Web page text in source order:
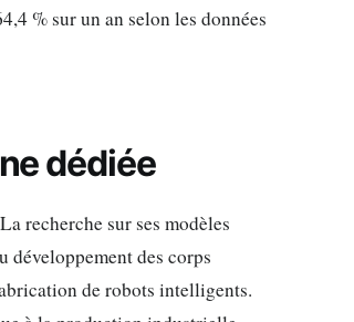
% sur un an selon les données
dédiée
recherche sur ses modèles
développement des corps
de robots intelligents.